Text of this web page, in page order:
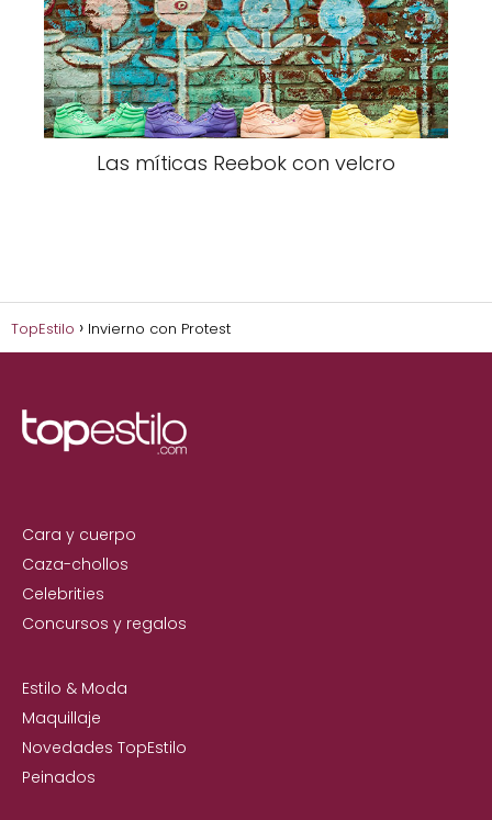
Las míticas Reebok con velcro
TopEstilo Invierno con Protest
Cara y cuerpo
Caza-chollos
Celebrities
Concursos y regalos
Estilo & Moda
Maquillaje
Novedades TopEstilo
Peinados